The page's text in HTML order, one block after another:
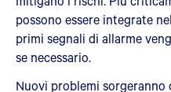
possono essere integrate
primi segnali di allarme
se necessario.
Nuovi problemi